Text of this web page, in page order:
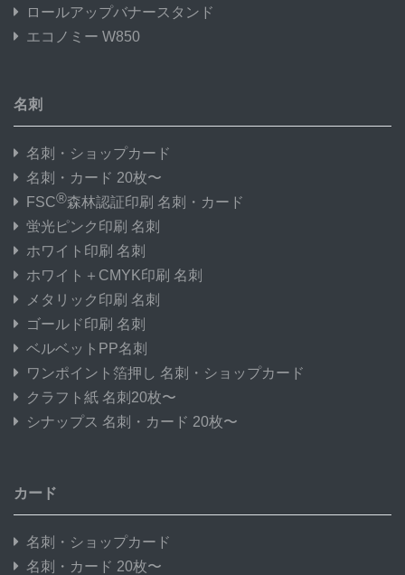
ロールアップバナースタンド
エコノミー W850
名刺
名刺・ショップカード
名刺・カード 20枚〜
FSC®森林認証印刷 名刺・カード
蛍光ピンク印刷 名刺
ホワイト印刷 名刺
ホワイト＋CMYK印刷 名刺
メタリック印刷 名刺
ゴールド印刷 名刺
ベルベットPP名刺
ワンポイント箔押し 名刺・ショップカード
クラフト紙 名刺20枚〜
シナップス 名刺・カード 20枚〜
カード
名刺・ショップカード
名刺・カード 20枚〜